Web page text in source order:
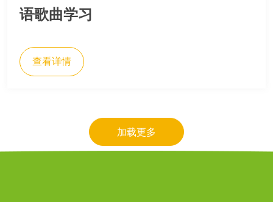
语歌曲学习
查看详情
加载更多